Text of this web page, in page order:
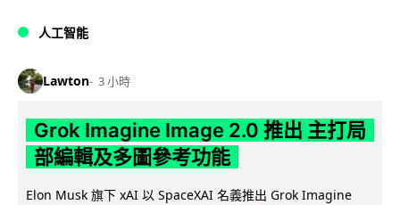
人工智能
Lawton 3 小時
Grok Imagine Image 2.0 推出 主打局
部編輯及多圖參考功能
Elon Musk 旗下 xAI 以 SpaceXAI 名義推出 Grok Imagine